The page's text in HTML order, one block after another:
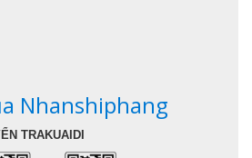
Nhanshiphang
TRAKUAIDI